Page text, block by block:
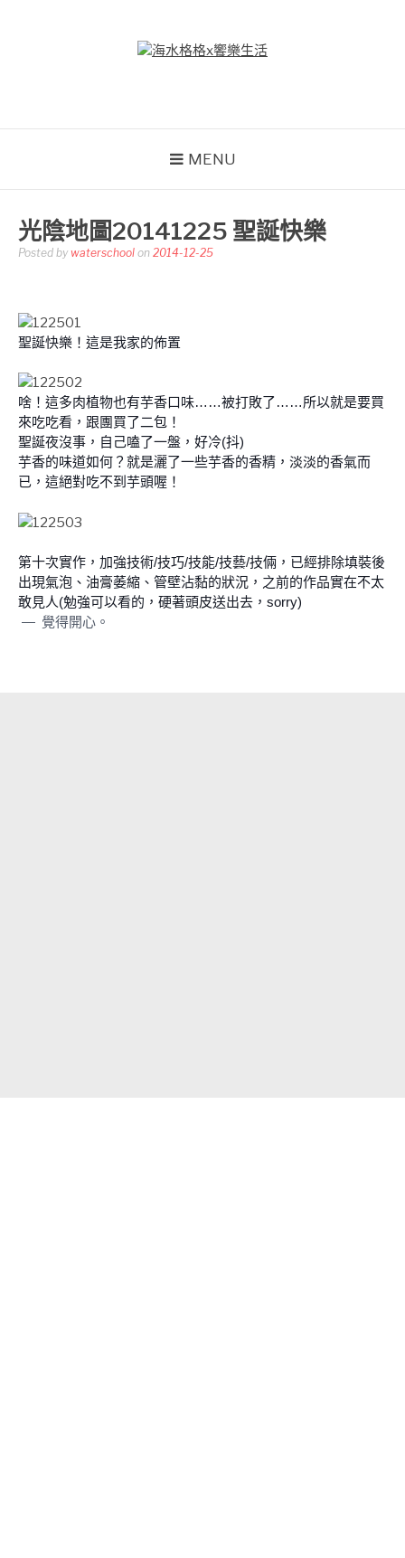
MENU
光陰地圖20141225 聖誕快樂
Posted by waterschool on 2014-12-25
聖誕快樂！這是我家的佈置
啥！這多肉植物也有芋香口味……被打敗了……所以就是要買
來吃吃看，跟團買了二包！
聖誕夜沒事，自己嗑了一盤，好冷(抖)
芋香的味道如何？就是灑了一些芋香的香精，淡淡的香氣而
已，這絕對吃不到芋頭喔！
第十次實作，加強技術/技巧/技能/技藝/技倆，已經排除填裝後
出現氣泡、油膏萎縮、管壁沾黏的狀況，之前的作品實在不太
敢見人(勉強可以看的，硬著頭皮送出去，sorry)
— 覺得開心。